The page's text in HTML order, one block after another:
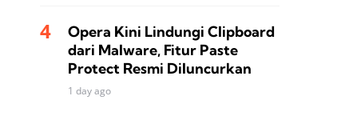
Opera Kini Lindungi Clipboard
dari Malware, Fitur Paste
Protect Resmi Diluncurkan
1 day ago